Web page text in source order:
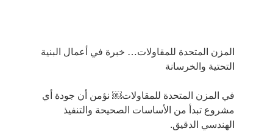
المزن المتحدة للمقاولات… خبرة في أعمال البنية
التحتية والخرسانة
في المزن المتحدة للمقاولات￼ نؤمن أن جودة أي
مشروع تبدأ من الأساسات الصحيحة والتنفيذ
الهندسي الدقيق.